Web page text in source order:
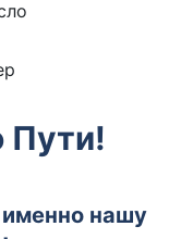
Пути!
нашу